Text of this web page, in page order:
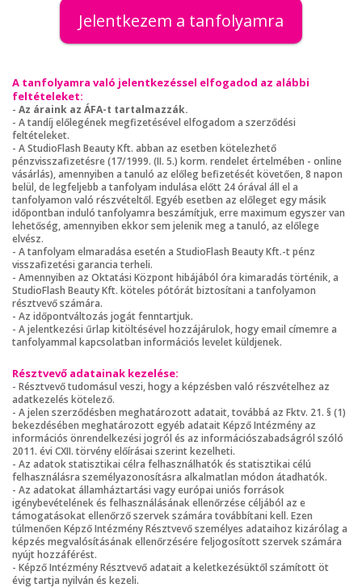
Jelentkezem a tanfolyamra
A tanfolyamra való jelentkezéssel elfogadod az alábbi
feltételeket:
- Az áraink az ÁFA-t tartalmazzák.
- A tandíj előlegének megfizetésével elfogadom a szerződési
feltételeket.
- A StudioFlash Beauty Kft. abban az esetben kötelezhető
pénzvisszafizetésre (17/1999. (II. 5.) korm. rendelet értelmében - online
vásárlás), amennyiben a tanuló az előleg befizetését követően, 8 napon
belül, de legfeljebb a tanfolyam indulása előtt 24 órával áll el a
tanfolyamon való részvételtől. Egyéb esetben az előleget egy másik
időpontban induló tanfolyamra beszámítjuk, erre maximum egyszer van
lehetőség, amennyiben ekkor sem jelenik meg a tanuló, az előlege
elvész.
- A tanfolyam elmaradása esetén a StudioFlash Beauty Kft.-t pénz
visszafizetési garancia terheli.
- Amennyiben az Oktatási Központ hibájából óra kimaradás történik, a
StudioFlash Beauty Kft. köteles pótórát biztosítani a tanfolyamon
résztvevő számára.
- Az időpontváltozás jogát fenntartjuk.
- A jelentkezési űrlap kitöltésével hozzájárulok, hogy email címemre a
tanfolyammal kapcsolatban információs levelet küldjenek.
Résztvevő adatainak kezelése:
- Résztvevő tudomásul veszi, hogy a képzésben való részvételhez az
adatkezelés kötelező.
- A jelen szerződésben meghatározott adatait, továbbá az Fktv. 21. § (1)
bekezdésében meghatározott egyéb adatait Képző Intézmény az
információs önrendelkezési jogról és az információszabadságról szóló
2011. évi CXII. törvény előírásai szerint kezelheti.
- Az adatok statisztikai célra felhasználhatók és statisztikai célú
felhasználásra személyazonosításra alkalmatlan módon átadhatók.
- Az adatokat államháztartási vagy európai uniós források
igénybevételének és felhasználásának ellenőrzése céljából az e
támogatásokat ellenőrző szervek számára továbbítani kell. Ezen
túlmenően Képző Intézmény Résztvevő személyes adataihoz kizárólag a
képzés megvalósításának ellenőrzésére feljogosított szervek számára
nyújt hozzáférést.
- Képző Intézmény Résztvevő adatait a keletkezésüktől számított öt
évig tartja nyilván és kezeli.